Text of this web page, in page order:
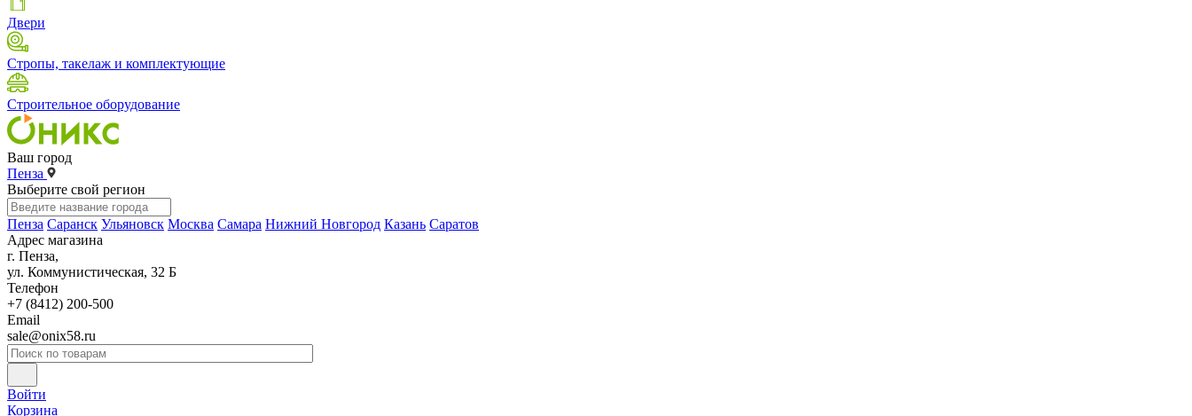
Двери
Стропы, такелаж и комплектующие
Строительное оборудование
Ваш город
Пенза
Выберите свой регион
Пенза Саранск Ульяновск Москва Самара Нижний Новгород Казань Саратов
Адрес магазина
г. Пенза,
ул. Коммунистическая, 32 Б
Телефон
+7 (8412) 200-500
Email
sale@onix58.ru
Войти
Корзина